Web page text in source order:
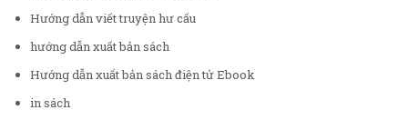
Hướng dẫn viết truyện hư cấu
hướng dẫn xuất bản sách
Hướng dẫn xuất bản sách điện tử Ebook
in sách